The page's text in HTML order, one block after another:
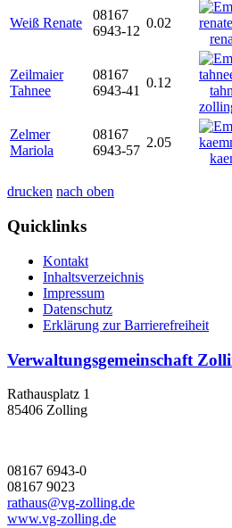
Weiß Renate
08167
6943-12
0.02
Zeilmaier
Tahnee
08167
6943-41
0.12
Zelmer
Mariola
08167
6943-57
2.05
drucken nach oben
Quicklinks
Kontakt
Inhaltsverzeichnis
Impressum
Datenschutz
Erklärung zur Barrierefreiheit
Verwaltungsgemeinschaft
Rathausplatz 1
85406 Zolling
08167 6943-0
08167 9023
rathaus@vg-zolling.de
www.vg-zolling.de